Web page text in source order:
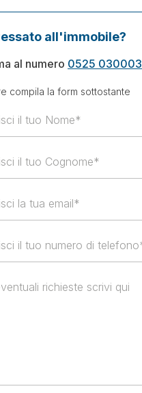
all'immobile?
al numero 0525 030003
compila la form sottostante